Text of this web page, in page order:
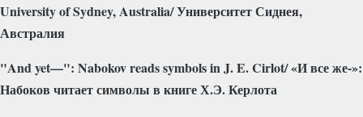
University of Sydney, Australia/УниверситетСиднея,
Австралия
"Andyet—": NabokovreadssymbolsinJ.E.Cirlot/ «И все же-»:
Набоков читает символы в книге Х.Э. Керлота